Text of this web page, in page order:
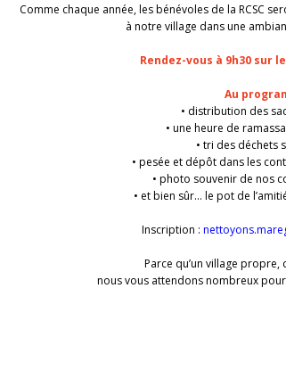
Comme chaque année, les bénévoles de la RCSC
à notre village dans une
Rendez-vous à 9h30 sur
Au
• distribution des
• une heure de
• tri des déchets
• pesée et dépôt dans les
• photo souvenir de nos
• et bien sûr… le pot de
Inscription :
Parce qu’un village propre,
nous vous attendons nombreux